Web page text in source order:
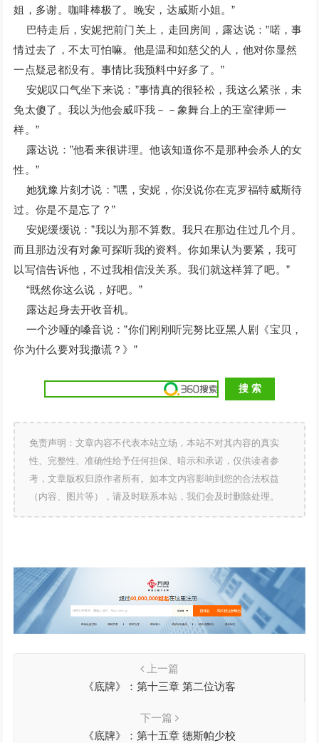
姐，多谢。咖啡棒极了。晚安，达威斯小姐。”
巴特走后，安妮把前门关上，走回房间，露达说：”喏，事
情过去了，不太可怕嘛。他是温和如慈父的人，他对你显然
一点疑忌都没有。事情比我预料中好多了。”
安妮叹口气坐下来说：”事情真的很轻松，我这么紧张，未
免太傻了。我以为他会威吓我－－象舞台上的王室律师一
样。”
露达说：”他看来很讲理。他该知道你不是那种会杀人的女
性。”
她犹豫片刻才说：”嘿，安妮，你没说你在克罗福特威斯待
过。你是不是忘了？”
安妮缓缓说：”我以为那不算数。我只在那边住过几个月。
而且那边没有对象可探听我的资料。你如果认为要紧，我可
以写信告诉他，不过我相信没关系。我们就这样算了吧。”
“既然你这么说，好吧。”
露达起身去开收音机。
一个沙哑的嗓音说：”你们刚刚听完努比亚黑人剧《宝贝，
你为什么要对我撒谎？》”
免责声明：文章内容不代表本站立场，本站不对其内容的真实
性、完整性、准确性给予任何担保、暗示和承诺，仅供读者参
考，文章版权归原作者所有。如本文内容影响到您的合法权益
（内容、图片等），请及时联系本站，我们会及时删除处理。
上一篇
《底牌》：第十三章 第二位访客
下一篇
《底牌》：第十五章 德斯帕少校